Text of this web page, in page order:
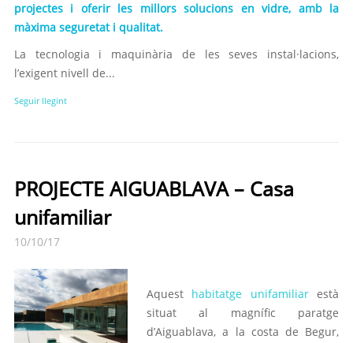
projectes i oferir les millors solucions en vidre, amb la
màxima seguretat i qualitat.
La tecnologia i maquinària de les seves instal·lacions,
l’exigent nivell de...
Seguir llegint
PROJECTE AIGUABLAVA – Casa
unifamiliar
10/10/17
Aquest habitatge unifamiliarestà
situat al magnífic paratge
d’Aiguablava, a la costa de Begur,